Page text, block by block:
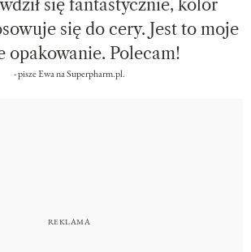
się fantastycznie, kolor
się do cery. Jest to moje
opakowanie. Polecam!
- pisze Ewa na Superpharm.pl.